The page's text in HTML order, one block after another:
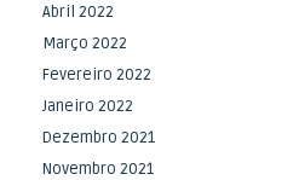
Abril 2022
Março 2022
Fevereiro 2022
Janeiro 2022
Dezembro 2021
Novembro 2021